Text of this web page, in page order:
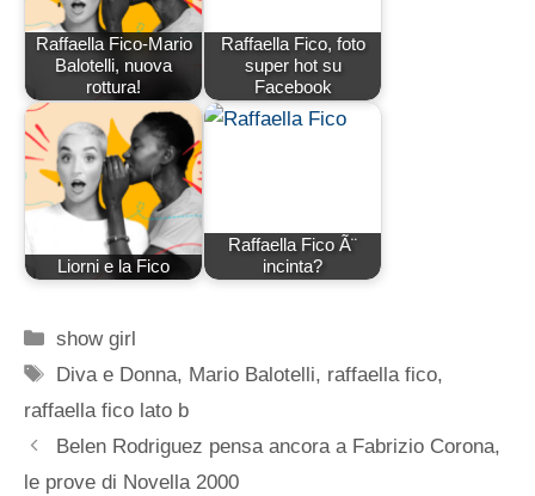
Raffaella Fico-Mario
Balotelli, nuova
rottura!
Raffaella Fico, foto
super hot su
Facebook
Liorni e la Fico
Raffaella Fico Ã¨
incinta?
Categorie
show girl
Tag
Diva e Donna, Mario Balotelli, raffaella fico,
raffaella fico lato b
Belen Rodriguez pensa ancora a Fabrizio Corona,
le prove di Novella 2000